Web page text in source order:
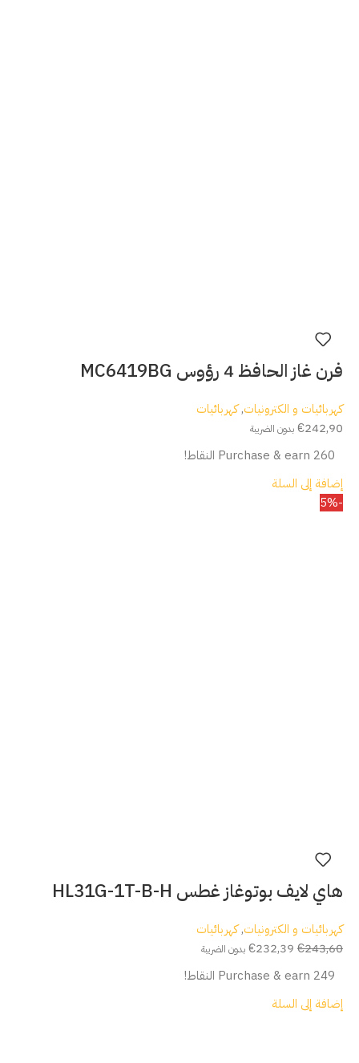
فرن غاز الحافظ 4 رؤوس MC6419BG
كهربائيات و الكترونيات,كهربائيات
€242,90 بدون الضريبة
Purchase & earn 260 النقاط!
إضافة إلى السلة
-5%
هاي لايف بوتوغاز غطس HL31G-1T-B-H
كهربائيات و الكترونيات,كهربائيات
€243,60
€232,39 بدون الضريبة
Purchase & earn 249 النقاط!
إضافة إلى السلة